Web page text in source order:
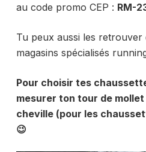
au code promo CEP : RM-
Tu peux aussi les retrouver
magasins spécialisés
Pour choisir tes
mesurer ton tour de
cheville (pour les
😉